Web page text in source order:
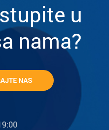
u
nama?
NAS